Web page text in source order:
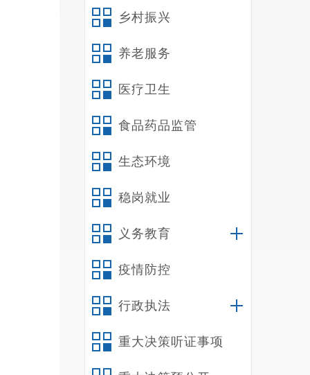
乡村振兴
养老服务
医疗卫生
食品药品监管
生态环境
稳岗就业
义务教育
疫情防控
行政执法
重大决策听证事项